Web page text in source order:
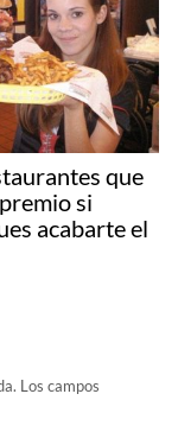
que
si
acabarte el
Los campos